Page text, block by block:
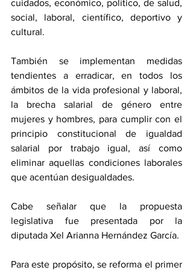
cuidados, económico, político, de salud,
social, laboral, científico, deportivo y
cultural.
También se implementan medidas
tendientes a erradicar, en todos los
ámbitos de la vida profesional y laboral,
la brecha salarial de género entre
mujeres y hombres, para cumplir con el
principio constitucional de igualdad
salarial por trabajo igual, así como
eliminar aquellas condiciones laborales
que acentúan desigualdades.
Cabe señalar que la propuesta
legislativa fue presentada por la
diputada Xel Arianna Hernández García.
Para este propósito, se reforma el primer